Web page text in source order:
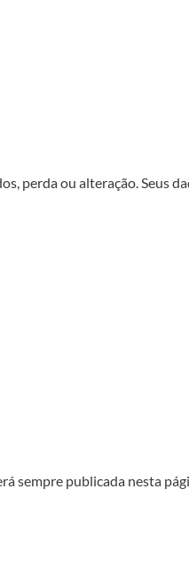
perda ou alteração. Seus
sempre publicada nesta